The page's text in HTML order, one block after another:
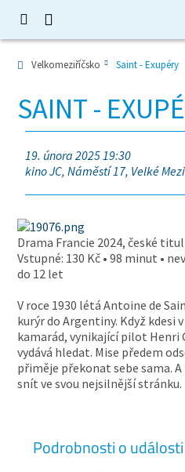
Velkomeziříčsko Saint - Exupéry
SAINT -
19. února 2025 19:30
kino JC, Náměstí 17, Velké
Drama Francie 2024, české
Vstupné: 130 Kč • 98 minut •
do 12 let
V roce 1930 létá Antoine de
kurýr do Argentiny. Když kdesi
kamarád, vynikající pilot Henri
vydává hledat. Mise předem
přiměje překonat sebe sama.
snít ve svou nejsilnější stránku.
Podrobnosti o události